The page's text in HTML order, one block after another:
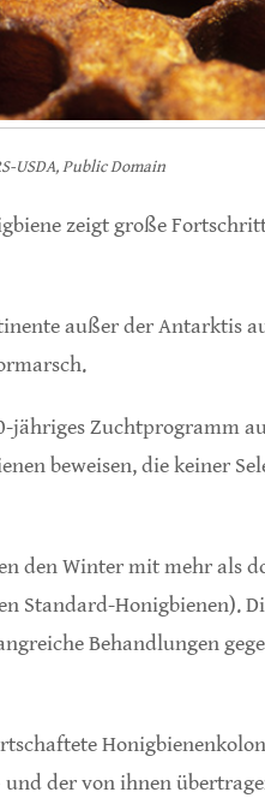
USDA, Public Domain
zeigt große
außer der Antarktis
Zuchtprogramm
beweisen, die keiner
den Winter mit mehr als
Standard-Honigbienen).
Behandlungen
der von ihnen